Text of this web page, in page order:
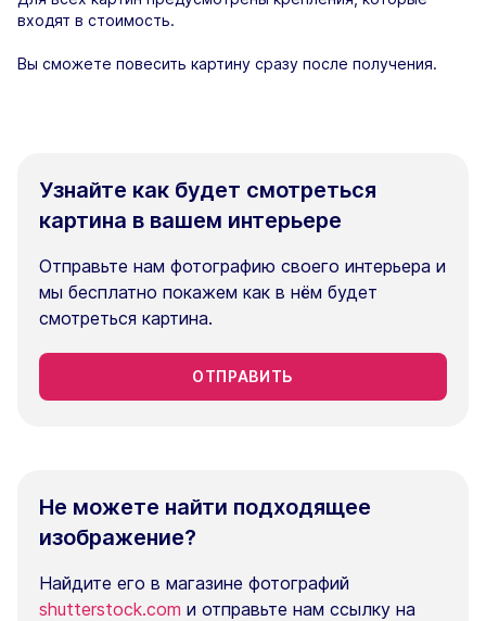
входят в стоимость.
Вы сможете повесить картину сразу после получения.
Узнайте как будет смотреться
картина в вашем интерьере
Отправьте нам фотографию своего интерьера и
мы бесплатно покажем как в нём будет
смотреться картина.
ОТПРАВИТЬ
Не можете найти подходящее
изображение?
Найдите его в магазине фотографий
shutterstock.com и отправьте нам ссылку на